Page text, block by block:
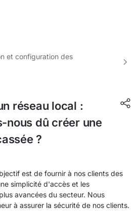
et configuration des
réseau local :
nous dû créer une
?
est de fournir à nos clients des
simplicité d'accès et les
avancées du secteur. Nous
à assurer la sécurité de nos clients.